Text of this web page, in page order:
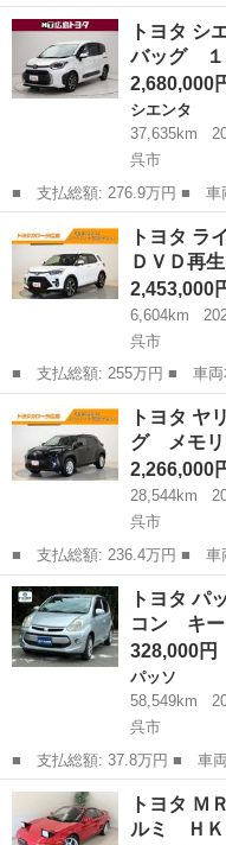
名： トヨタ ■ 車種名：
ギ 社内外清掃磨き・ナビ
5D...
広島 呉市 パッソ
トヨタ シ
バッグ
2,680,000
シエンタ
37,635km
呉市
■ 支払総額: 276.9万円 ■ 車両本体価格： 2,680,000 円 ■ メーカ
ー名： トヨタ ■ 車種名：
ッドＺ 運転席エアバッグ
ル パワー...
呉市 シエンタ
トヨタ
ＤＶＤ再
2,453,000
6,604km
呉市
■ 支払総額: 255万円 ■ 車両本体価格： 2,453,000 円 ■ メーカー
名： トヨタ ■ 車種名：
グ メモリーナビ ＤＶＤ再
ックカメラ ...
呉市 トヨタ
トヨタ ヤ
グ メモ
2,266,000
28,544km
呉市
■ 支払総額: 236.4万円 ■ 車両本体価格： 2,266,000 円 ■ メーカ
ー名： トヨタ ■ 車種名：
ブリッドＧ フルセグ メモ
可 バッ...
広島 呉市 トヨタ
トヨタ
コン キ
328,000円
パッソ
58,549km
呉市
■ 支払総額: 37.8万円 ■ 車両本体価格： 328,000 円 ■ メーカー
名： トヨタ ■ 車種名：
２．０ ＣＤ エアコン キ
ストップ パワ...
広島 呉市 パッソ
トヨタ Ｍ
ルミ Ｈ